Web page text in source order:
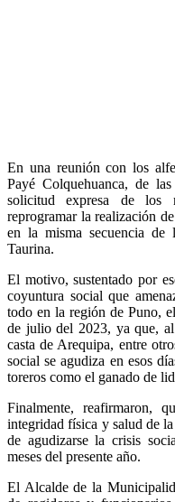
En una reunión con los
Payé Colquehuanca, de
solicitud expresa de los
reprogramar la realización
en la misma secuencia de
Taurina.
El motivo, sustentado por
coyuntura social que
todo en la región de Puno,
de julio del 2023, ya que,
casta de Arequipa, entre
social se agudiza en esos
toreros como el ganado de
Finalmente, reafirmaron,
integridad física y salud de
de agudizarse la crisis
meses del presente año.
El Alcalde de la